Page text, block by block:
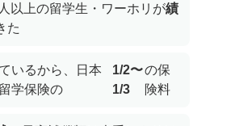
以上の留学生・ワーホリが
た
績
いるから、日本
学保険の
1/2〜
1/3
の保
険料